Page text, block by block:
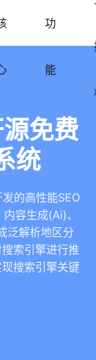
功
能
免费
统
的高性能SEO
容生成(Ai)、
泛解析地区分
索引擎进行推
搜索引擎关键